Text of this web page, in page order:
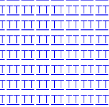
TTTTTTTTTTTTTT
TTTTTTTTTTTTTT
TTTTTTTTTTTTTT
TTTTTTTTTTTTTT
TTTTTTTTTTTTTT
TTTTTTTTTTTTTT
TTTTTTTTTTTTTT